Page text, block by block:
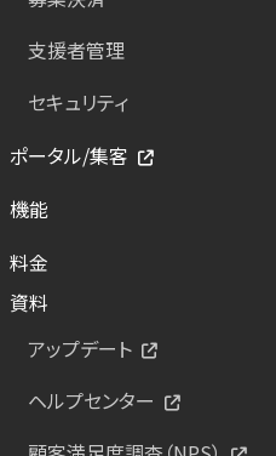
支援者管理
セキュリティ
ポータル/集客
機能
料金
資料
アップデート
ヘルプセンター